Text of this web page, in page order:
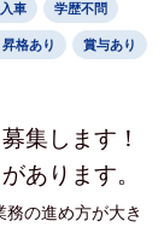
車 学歴不問
格あり 賞与あり
集します！
あります。
の進め方が大き